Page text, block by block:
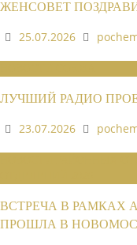
ЖЕНСОВЕТ
25.07.2026
ЛУЧШИЙ РАДИО
23.07.2026
ВСТРЕЧА В РАМКАХ
ПРОШЛА В